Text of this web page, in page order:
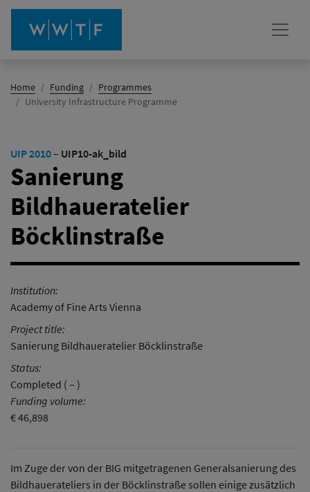
Home Funding
Programmes
University Infrastructure Programme(active)
UIP 2010– UIP10-ak_bild
Sanierung
Bildhaueratelier
Böcklinstraße
Institution:
Academy of Fine Arts Vienna
Project title:
Sanierung Bildhaueratelier Böcklinstraße
Status:
Completed ( – )
Funding volume:
€ 46,898
Im Zuge der von der BIG mitgetragenen Generalsanierung des
Bildhauerateliers in der Böcklinstraße sollen einige zusätzlich